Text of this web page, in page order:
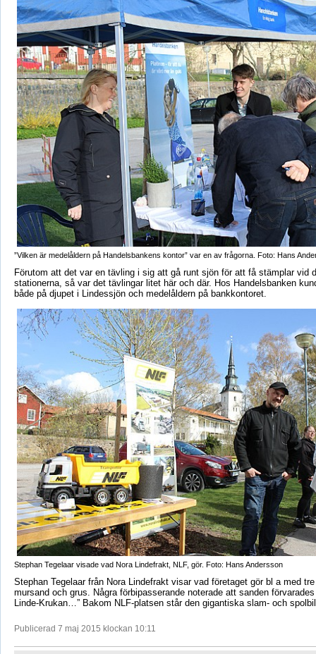
”Vilken är medelåldern på Handelsbankens kontor” var en av frågorna. Foto: Hans
Förutom att det var en tävling i sig att gå runt sjön för att få stämplar vid
stationerna, så var det tävlingar litet här och där. Hos Handelsbanken
både på djupet i Lindessjön och medelåldern på bankkontoret.
Stephan Tegelaar visade vad Nora Lindefrakt, NLF, gör. Foto: Hans Andersson
Stephan Tegelaar från Nora Lindefrakt visar vad företaget gör bl a med
mursand och grus. Några förbipasserande noterade att sanden
Linde-Krukan…” Bakom NLF-platsen står den gigantiska slam- och
Publicerad 7 maj 2015 klockan 10:11